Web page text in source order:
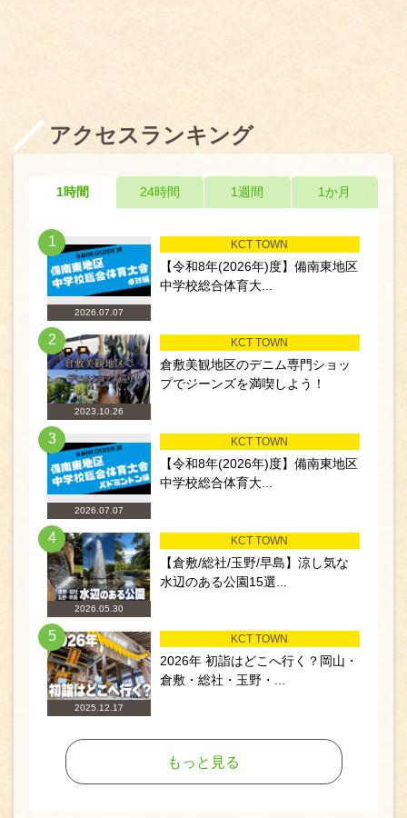
アクセスランキング
1時間 24時間 1週間 1か月
1
2026.07.07
KCT TOWN
【令和8年(2026年)度】備南東地区
中学校総合体育大...
2
2023.10.26
KCT TOWN
倉敷美観地区のデニム専門ショッ
プでジーンズを満喫しよう！
3
2026.07.07
KCT TOWN
【令和8年(2026年)度】備南東地区
中学校総合体育大...
4
2026.05.30
KCT TOWN
【倉敷/総社/玉野/早島】涼し気な
水辺のある公園15選...
5
2025.12.17
KCT TOWN
2026年 初詣はどこへ行く？岡山・
倉敷・総社・玉野・...
もっと見る